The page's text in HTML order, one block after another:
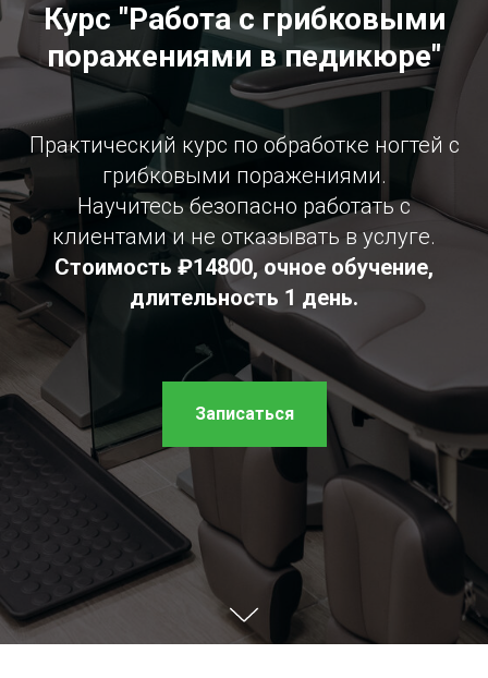
Курс "Работа с грибковыми
поражениями в педикюре"
Практический курс по обработке ногтей с
грибковыми поражениями.
Научитесь безопасно работать с
клиентами и не отказывать в услуге.
Стоимость ₽14800, очное обучение,
длительность 1 день.
Записаться